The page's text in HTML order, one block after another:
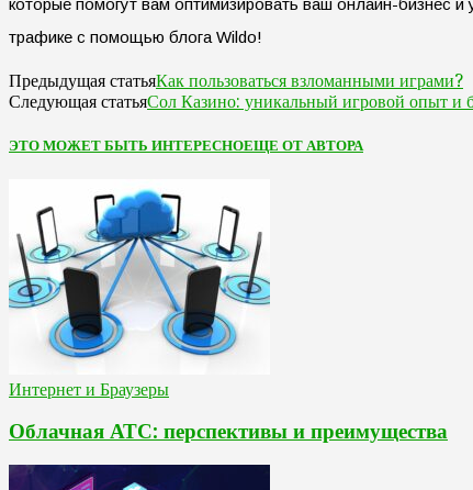
которые помогут вам оптимизировать ваш онлайн-бизнес
трафике с помощью блога Wildo!
Предыдущая статьяКак пользоваться взломанными играми?
Следующая статьяСол Казино: уникальный игровой опыт и
ЭТО МОЖЕТ БЫТЬ ИНТЕРЕСНОЕЩЕ ОТ АВТОРА
Интернет и Браузеры
Облачная АТС: перспективы и преимущества